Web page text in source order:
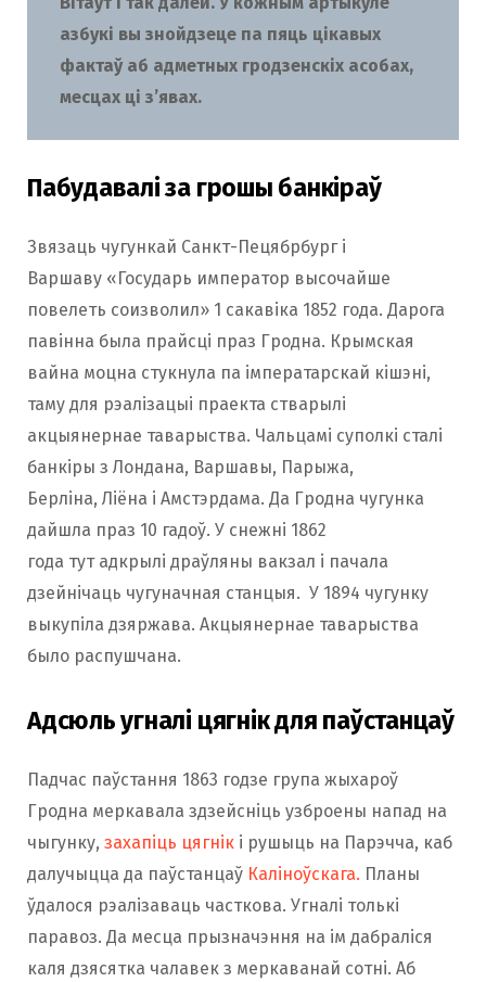
азбукі вы знойдзеце па пяць цікавых
фактаў аб адметных гродзенскіх асобах,
месцах ці з’явах.
Пабудавалі за грошы банкіраў
Звязаць чугункай Санкт-Пецябрбург і
Варшаву «Государь император высочайше
повелеть соизволил» 1 сакавіка 1852 года. Дарога
павінна была прайсці праз Гродна. Крымская
вайна моцна стукнула па імператарскай кішэні,
таму для рэалізацыі праекта стварылі
акцыянернае таварыства. Чальцамі суполкі сталі
банкіры з Лондана, Варшавы, Парыжа,
Берліна, Ліёна і Амстэрдама. Да Гродна чугунка
дайшла праз 10 гадоў. У снежні 1862
года тут адкрылі драўляны вакзал і пачала
дзейнічаць чугуначная станцыя. У 1894 чугунку
выкупіла дзяржава. Акцыянернае таварыства
было распушчана.
Адсюль угналі цягнік для паўстанцаў
Падчас паўстання 1863 годзе група жыхароў
Гродна меркавала здзейсніць узброены напад на
чыгунку, захапіць цягнік і рушыць на Парэчча, каб
далучыцца да паўстанцаў Каліноўскага. Планы
ўдалося рэалізаваць часткова. Угналі толькі
паравоз. Да месца прызначэння на ім дабраліся
каля дзясятка чалавек з меркаванай сотні. Аб